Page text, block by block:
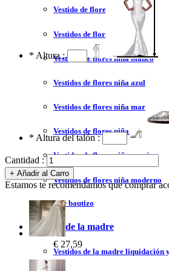
Vestido de flores niña liquidación
Vestidos de flores niña 2023
Vestidos de flores niña blanco
Vestidos de flores niña azul
Vestidos de flores niña marfil
Vestidos de flores niña tul
Vestidos de flores niña encaje
Vestidos de flores niña moderno
Vestidos de bautizo
Vestidos de la madre
Vestidos de la madre liquidación
* Altura :
* Altura del talón :
Cantidad :
Estamos te recomendamos que comprar
€ 27,59